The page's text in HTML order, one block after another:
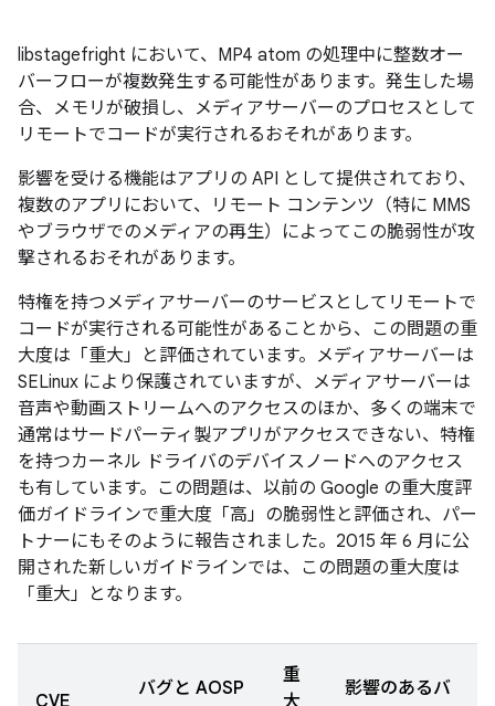
libstagefright において、MP4 atom の処理中に整数オー
バーフローが複数発生する可能性があります。発生した場
合、メモリが破損し、メディアサーバーのプロセスとして
リモートでコードが実行されるおそれがあります。
影響を受ける機能はアプリの API として提供されており、
複数のアプリにおいて、リモート コンテンツ（特に MMS
やブラウザでのメディアの再生）によってこの脆弱性が攻
撃されるおそれがあります。
特権を持つメディアサーバーのサービスとしてリモートで
コードが実行される可能性があることから、この問題の重
大度は「重大」と評価されています。メディアサーバーは
SELinux により保護されていますが、メディアサーバーは
音声や動画ストリームへのアクセスのほか、多くの端末で
通常はサードパーティ製アプリがアクセスできない、特権
を持つカーネル ドライバのデバイスノードへのアクセス
も有しています。この問題は、以前の Google の重大度評
価ガイドラインで重大度「高」の脆弱性と評価され、パー
トナーにもそのように報告されました。2015 年 6 月に公
開された新しいガイドラインでは、この問題の重大度は
「重大」となります。
CVE
バグと AOSP
重
大
影響のあるバ